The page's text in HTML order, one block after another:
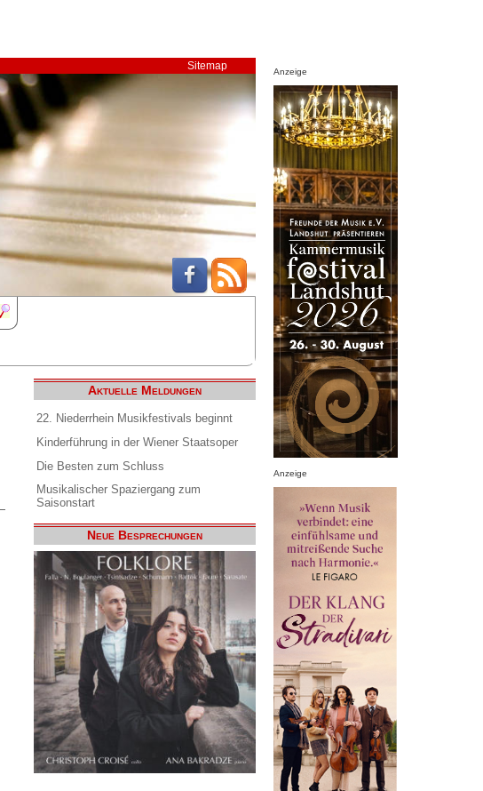
Sitemap
Aktuelle Meldungen
22. Niederrhein Musikfestivals beginnt
Kinderführung in der Wiener Staatsoper
Die Besten zum Schluss
Musikalischer Spaziergang zum
Saisonstart
Neue Besprechungen
Anzeige
Anzeige